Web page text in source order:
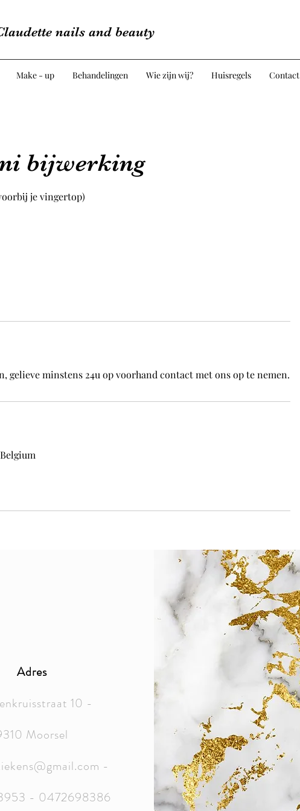
nails and beauty
Make - up Behandelingen Wie zijn wij? Huisregels Contact
bijwerking
je vingertop)
gelieve minstens 24u op voorhand contact met ons op te nemen.
Adres
10 -
Moorsel
-
- 0472698386